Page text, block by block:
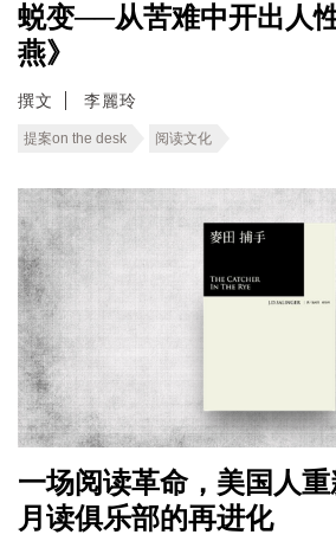
蜕变──从苦难中开出人
燕》
撰文 李麗玲
提案on the desk 阅读文化
一场阅读革命，美国人
月读俱乐部的再进化